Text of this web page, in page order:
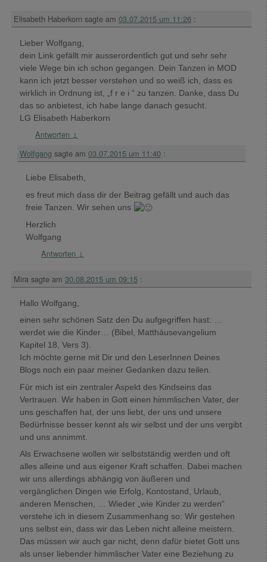
Elisabeth Haberkorn sagte am 03.07.2015 um 11:26 :
Lieber Wolfgang,
dein Link gefällt mir ausserordentlich gut und sehr sehr
viele Wege bin ich schon gegangen. Dein Tanzen in MOD
kann ich jetzt besser verstehen und so weiß ich, dass es
wirklich in Ordnung ist, „f r e i “ zu tanzen. Danke, dass Du
das so anbietest, ich habe lange danach gesucht.
LG Elisabeth Haberkorn
Antworten ↓
Wolfgang sagte am 03.07.2015 um 11:40 :
Liebe Elisabeth,
es freut mich dass dir der Beitrag gefällt und auch das
freie Tanzen. Wir sehen uns
Herzlich
Wolfgang
Antworten ↓
Mira sagte am 30.08.2015 um 09:15 :
Hallo Wolfgang,
einen sehr schönen Satz den Du aufgegriffen hast: …
werdet wie die Kinder… (Bibel, Matthäusevangelium
Kapitel 18, Vers 3).
Ich möchte gerne mit Dir und den LeserInnen Deines
Blogs noch ein paar meiner Gedanken dazu teilen.
Für mich ist ein zentraler Aspekt des Kindseins das
Vertrauen. Wir haben in Gott einen himmlischen Vater, der
uns geschaffen hat, der uns liebt, der uns und unsere
Bedürfnisse besser kennt als wir selbst und der uns vergibt
und uns annimmt.
Als Erwachsene wollen wir selbstständig werden und oft
alles alleine und aus eigener Kraft schaffen. Dabei machen
wir uns allerdings abhängig von äußeren und
vergänglichen Dingen wie Erfolg, Kontostand, Urlaub,
anderen Menschen, … Wieder „wie Kinder zu werden“
verstehe ich in diesem Zusammenhang so: Wir gestehen
uns selbst ein, dass wir das Leben nicht alleine meistern.
Das müssen wir auch gar nicht, denn dafür bietet Gott uns
als unser liebender himmlischer Vater eine Beziehung zu